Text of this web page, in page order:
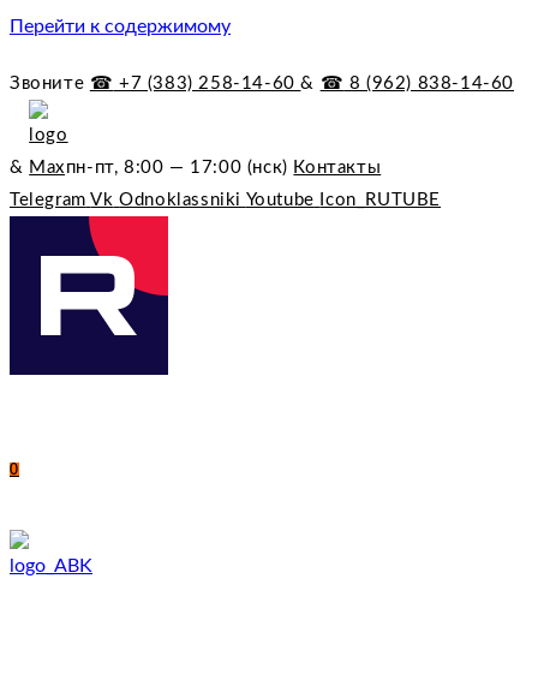
Перейти к содержимому
Звоните ☎︎ +7 (383) 258-14-60& ☎︎ 8 (962) 838-14-60
& пн-пт, 8:00 — 17:00 (нск) Контакты
Telegram Vk Odnoklassniki Youtube Icon_RUTUBE
0